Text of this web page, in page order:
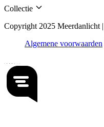
Collectie
Copyright 2025 Meerdanlicht |
Algemene voorwaarden